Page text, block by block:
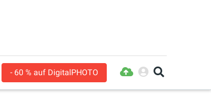
- 60 % auf DigitalPHOTO